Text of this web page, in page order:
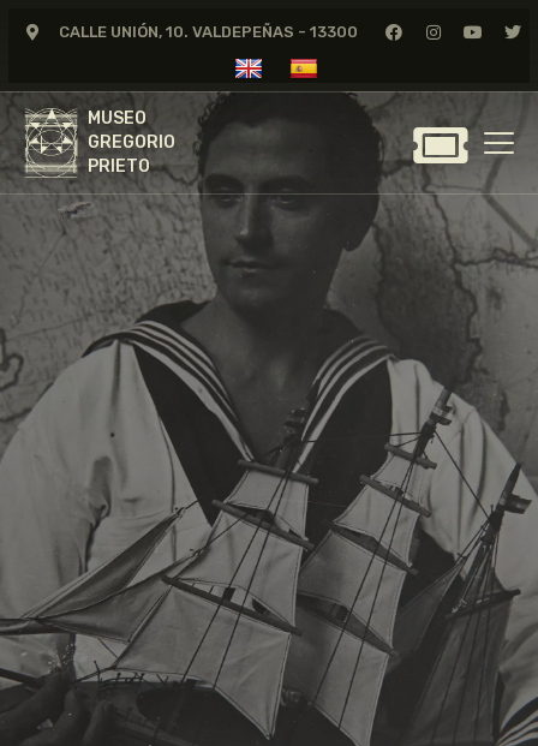
CALLE UNIÓN, 10. VALDEPEÑAS - 13300
MUSEO
GREGORIO
PRIETO
MUSEO
GREGORIO
GREGORIO PRIETO
MUSEO
ARCHIVO
CERTAMEN DE DIBUJO
FUNDACIÓN
TIENDA
NOTICIAS